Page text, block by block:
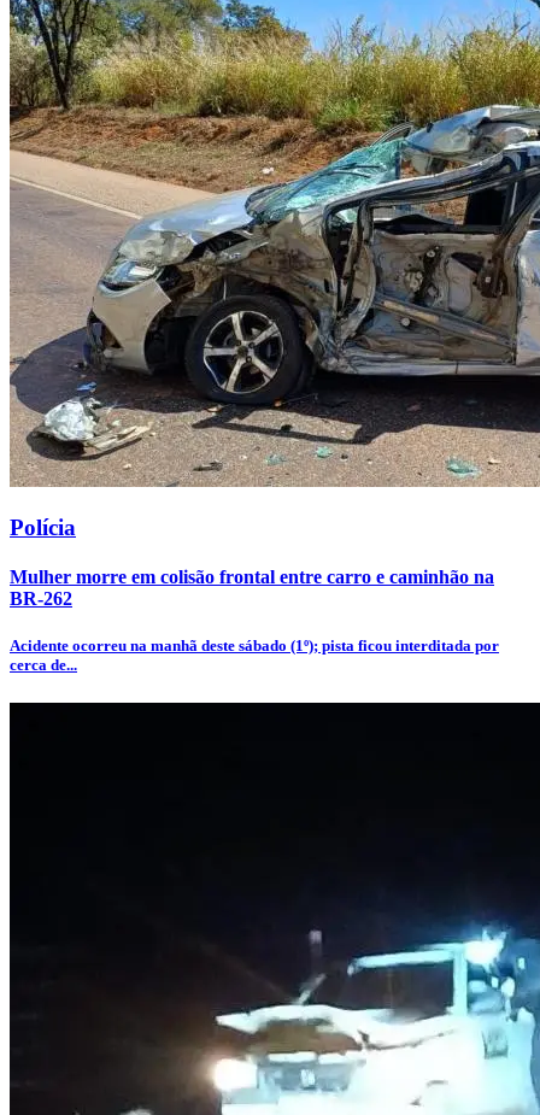
Polícia
Mulher morre em colisão frontal entre carro e caminhão na
BR-262
Acidente ocorreu na manhã deste sábado (1º); pista ficou interditada por
cerca de...